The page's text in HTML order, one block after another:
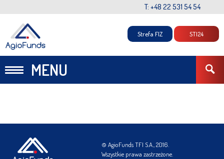
T: +48 22 531 54 54
MENU
Strefa FIZ STI24
© AgioFunds TFI S.A., 2016.
Wszystkie prawa zastrzeżone.